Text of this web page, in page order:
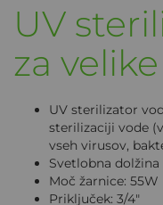
UV
za
UV sterilizator
sterilizaciji vode
vseh virusov,
Svetlobna dolžina
Moč žarnice: 55W
Priključek: 3/4"